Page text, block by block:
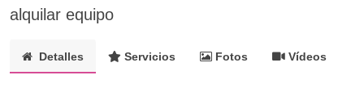
alquilar equipo
Detalles Servicios Fotos Vídeos